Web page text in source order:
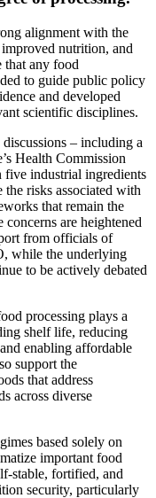
alignment with the
nutrition, and
that any food
to guide public policy
and developed
scientific disciplines.
– including a
Health Commission
five industrial ingredients
the risks associated with
that remain the
are heightened
from officials of
while the underlying
to be actively debated
processing plays a
shelf life, reducing
enabling affordable
support the
that address
across diverse
based solely on
important food
stable, fortified, and
security, particularly